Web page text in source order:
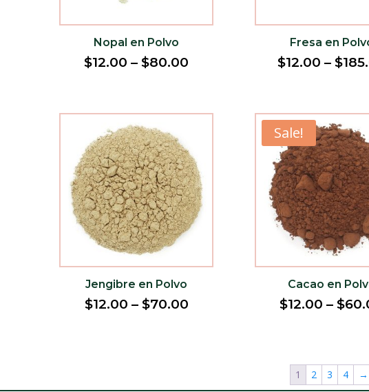
Nopal en Polvo
$12.00 –$80.00
Fresa en
$12.00 – $
Jengibre en Polvo
$12.00 – $70.00
Sale!
Cacao en
$12.00 –$
1 2 3 4 →